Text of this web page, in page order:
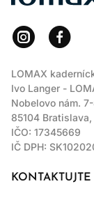
LOMAX
Ivo Langer -
Nobelovo nám.
85104
IČO: 17345669
IČ DPH: